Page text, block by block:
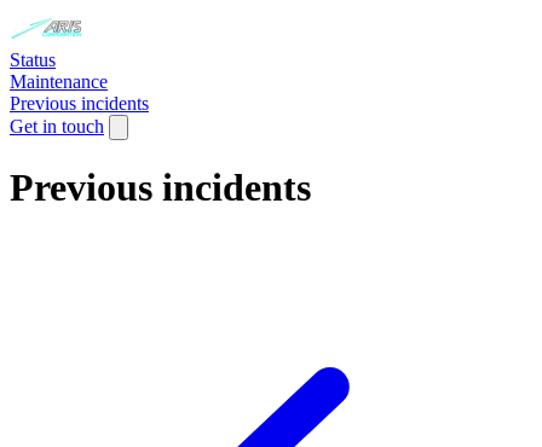
Status
Maintenance
Previous incidents
Get in touch
Previous incidents